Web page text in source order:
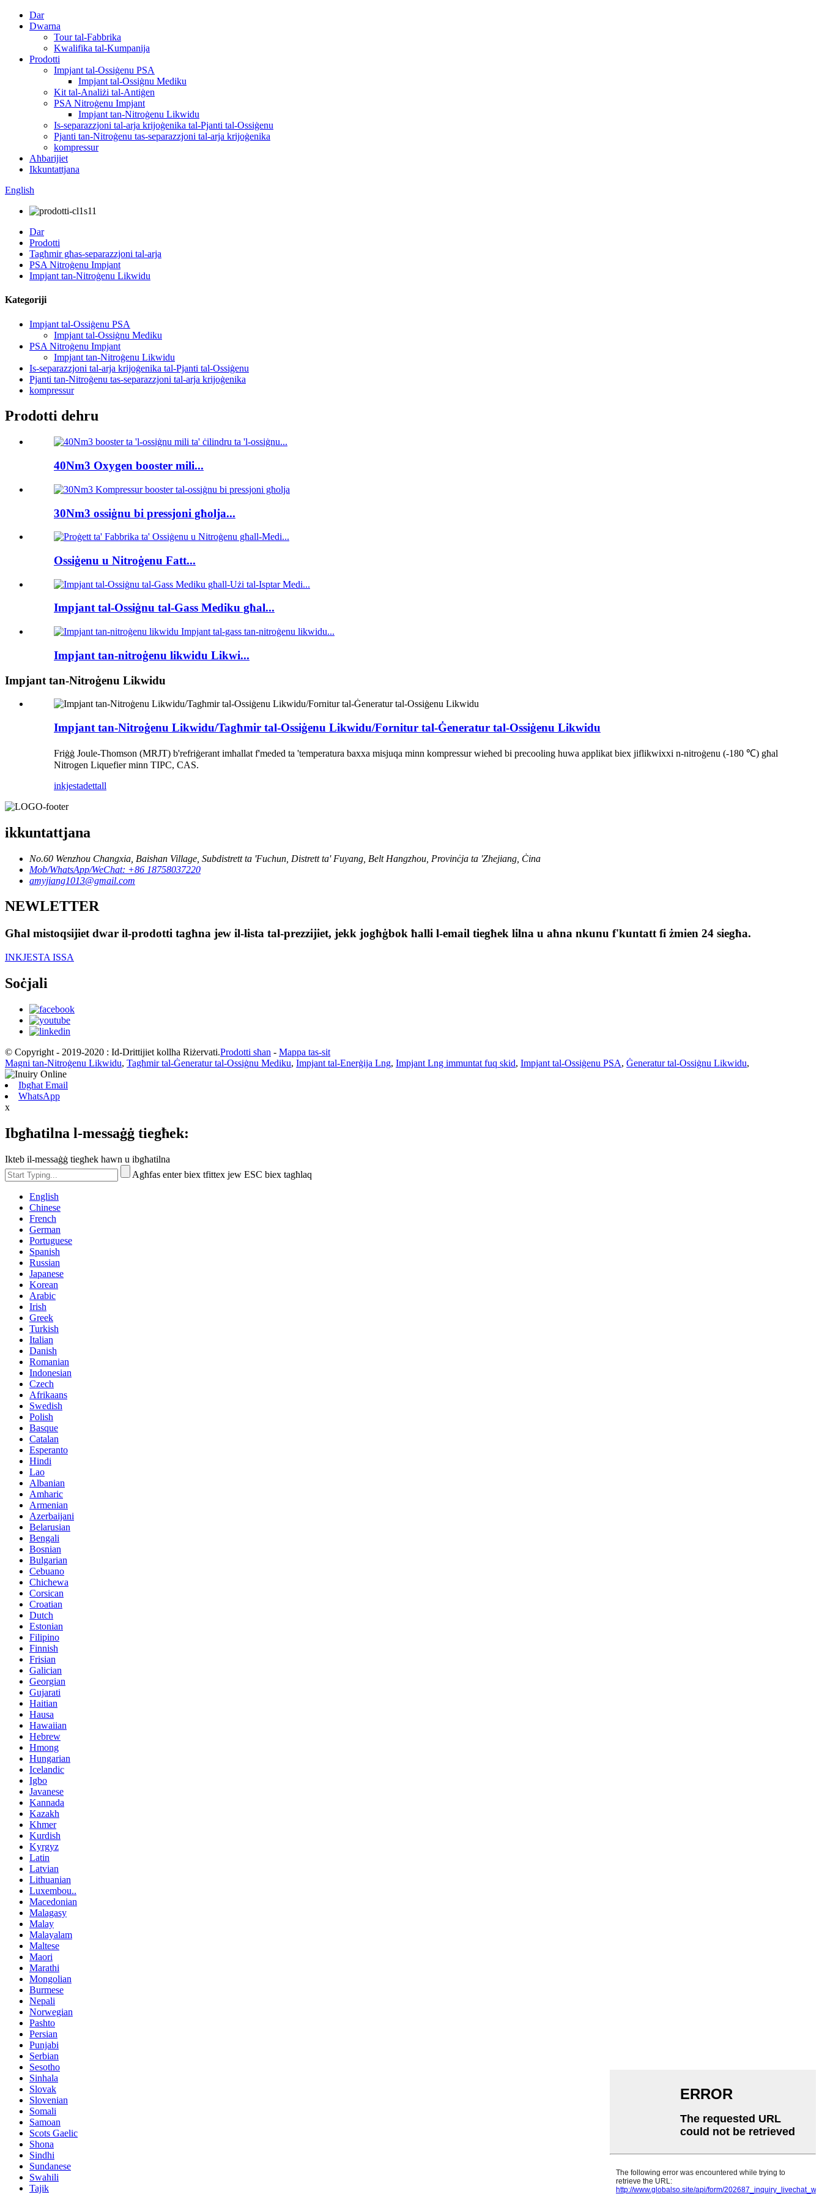
Dar
Dwarna
Tour tal-Fabbrika
Kwalifika tal-Kumpanija
Prodotti
Impjant tal-Ossiġenu PSA
Impjant tal-Ossiġnu Mediku
Kit tal-Analiżi tal-Antiġen
PSA Nitroġenu Impjant
Impjant tan-Nitroġenu Likwidu
Is-separazzjoni tal-arja krijoġenika tal-Pjanti tal-Ossiġenu
Pjanti tan-Nitroġenu tas-separazzjoni tal-arja krijoġenika
kompressur
Aħbarijiet
Ikkuntattjana
English
Dar
Prodotti
Tagħmir għas-separazzjoni tal-arja
PSA Nitroġenu Impjant
Impjant tan-Nitroġenu Likwidu
Kategoriji
Impjant tal-Ossiġenu PSA
Impjant tal-Ossiġnu Mediku
PSA Nitroġenu Impjant
Impjant tan-Nitroġenu Likwidu
Is-separazzjoni tal-arja krijoġenika tal-Pjanti tal-Ossiġenu
Pjanti tan-Nitroġenu tas-separazzjoni tal-arja krijoġenika
kompressur
Prodotti dehru
40Nm3 Oxygen booster mili...
30Nm3 ossiġnu bi pressjoni għolja...
Ossiġenu u Nitroġenu Fatt...
Impjant tal-Ossiġnu tal-Gass Mediku għal...
Impjant tan-nitroġenu likwidu Likwi...
Impjant tan-Nitroġenu Likwidu
Impjant tan-Nitroġenu Likwidu/Tagħmir tal-Ossiġenu Likwidu/Fornitur tal-Ġeneratur tal-Ossiġenu Likwidu
Friġġ Joule-Thomson (MRJT) b'refriġerant imħallat f'meded ta 'temperatura baxxa misjuqa minn kompressur wieħed bi precooling huwa applikat biex jiflikwixxi n-nitroġenu (-180 ℃) għal
Nitrogen Liquefier minn TIPC, CAS.
inkjestadettall
ikkuntattjana
No.60 Wenzhou Changxia, Baishan Village, Subdistrett ta 'Fuchun, Distrett ta' Fuyang, Belt Hangzhou, Provinċja ta 'Zhejiang, Ċina
Mob/WhatsApp/WeChat: +86 18758037220
amyjiang1013@gmail.com
NEWLETTER
Għal mistoqsijiet dwar il-prodotti tagħna jew il-lista tal-prezzijiet, jekk jogħġbok ħalli l-email tiegħek lilna u aħna nkunu f'kuntatt fi żmien 24 siegħa.
INKJESTA ISSA
Soċjali
© Copyright - 2019-2020 : Id-Drittijiet kollha Riżervati.Prodotti sħan - Mappa tas-sit
Magni tan-Nitroġenu Likwidu, Tagħmir tal-Ġeneratur tal-Ossiġnu Mediku, Impjant tal-Enerġija Lng, Impjant Lng immuntat fuq skid, Impjant tal-Ossiġenu PSA, Ġeneratur tal-Ossiġnu Likwidu,
Ibgħat Email
WhatsApp
x
Ibgħatilna l-messaġġ tiegħek:
Ikteb il-messaġġ tiegħek hawn u ibgħatilna
Agħfas enter biex tfittex jew ESC biex tagħlaq
English
Chinese
French
German
Portuguese
Spanish
Russian
Japanese
Korean
Arabic
Irish
Greek
Turkish
Italian
Danish
Romanian
Indonesian
Czech
Afrikaans
Swedish
Polish
Basque
Catalan
Esperanto
Hindi
Lao
Albanian
Amharic
Armenian
Azerbaijani
Belarusian
Bengali
Bosnian
Bulgarian
Cebuano
Chichewa
Corsican
Croatian
Dutch
Estonian
Filipino
Finnish
Frisian
Galician
Georgian
Gujarati
Haitian
Hausa
Hawaiian
Hebrew
Hmong
Hungarian
Icelandic
Igbo
Javanese
Kannada
Kazakh
Khmer
Kurdish
Kyrgyz
Latin
Latvian
Lithuanian
Luxembou..
Macedonian
Malagasy
Malay
Malayalam
Maltese
Maori
Marathi
Mongolian
Burmese
Nepali
Norwegian
Pashto
Persian
Punjabi
Serbian
Sesotho
Sinhala
Slovak
Slovenian
Somali
Samoan
Scots Gaelic
Shona
Sindhi
Sundanese
Swahili
Tajik